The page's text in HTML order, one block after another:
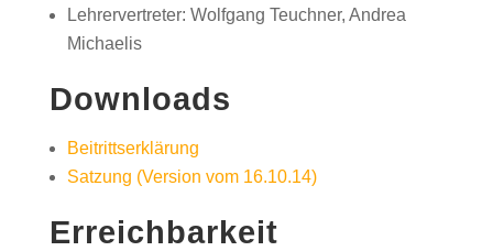
Lehrervertreter: Wolfgang Teuchner, Andrea
Michaelis
Downloads
Beitrittserklärung
Satzung (Version vom 16.10.14)
Erreichbarkeit